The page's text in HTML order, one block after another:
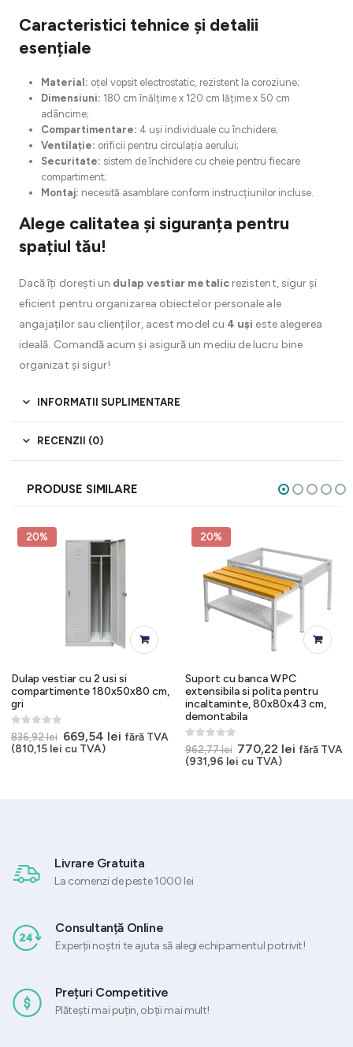
Caracteristici tehnice și detalii
esențiale
Material: oțel vopsit electrostatic, rezistent la coroziune;
Dimensiuni: 180 cm înălțime x 120 cm lățime x 50 cm
adâncime;
Compartimentare: 4 uși individuale cu închidere;
Ventilație: orificii pentru circulația aerului;
Securitate: sistem de închidere cu cheie pentru fiecare
compartiment;
Montaj: necesită asamblare conform instrucțiunilor incluse.
Alege calitatea și siguranța pentru
spațiul tău!
Dacă îți dorești un dulap vestiar metalicrezistent, sigur și
eficient pentru organizarea obiectelor personale ale
angajaților sau clienților, acest model cu 4 uși este alegerea
ideală. Comandă acum și asigură un mediu de lucru bine
organizat și sigur!
INFORMATII SUPLIMENTARE
RECENZII (0)
PRODUSE SIMILARE
20%
Dulap vestiar cu 2 usi si
compartimente 180x50x80 cm,
gri
0out of 5
836,92lei Prețul
inițial
669,54 leiPrețul
fără TVA
(810,15 lei cu TVA)
20%
Suport cu banca WPC
extensibila si polita pentru
incaltaminte, 80x80x43 cm,
demontabila
0out of 5
962,77lei Prețul
inițial
770,22 lei Prețul
fără TVA
(931,96 lei cu TVA)
Livrare Gratuita
La comenzi de peste 1000 lei
Consultanță Online
Experții noștri te ajuta să alegi echipamentul potrivit!
Prețuri Competitive
Plătești mai puțin, obții mai mult!